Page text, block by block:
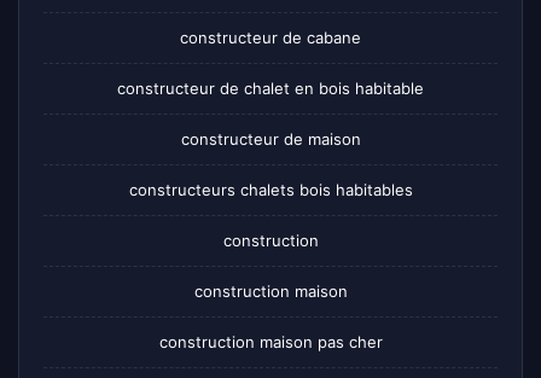
constructeur de cabane
constructeur de chalet en bois habitable
constructeur de maison
constructeurs chalets bois habitables
construction
construction maison
construction maison pas cher